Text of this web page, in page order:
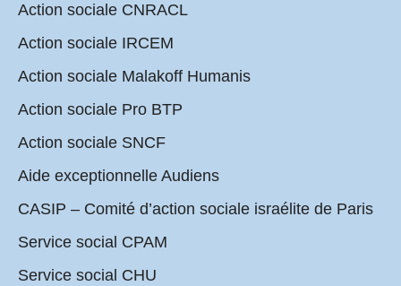
Action sociale CNRACL
Action sociale IRCEM
Action sociale Malakoff Humanis
Action sociale Pro BTP
Action sociale SNCF
Aide exceptionnelle Audiens
CASIP – Comité d’action sociale israélite de Paris
Service social CPAM
Service social CHU